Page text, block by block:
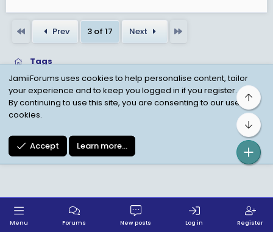
Prev 3 of 17 Next
Tags
Child Protection Policy
Personal Data Protection
JamiiForums uses cookies to help personalise content, tailor
your experience and to keep you logged in if you register.
By continuing to use this site, you are consenting to our use of
cookies.
Accept Learn more…
Top
Menu Forums New posts Log in Register